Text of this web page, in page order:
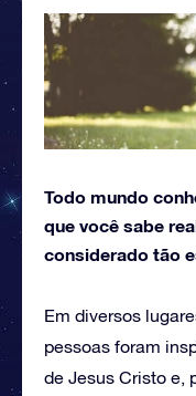
Todo mundo
que você sabe
considerado tão
Em diversos
pessoas foram
de Jesus Cristo e,